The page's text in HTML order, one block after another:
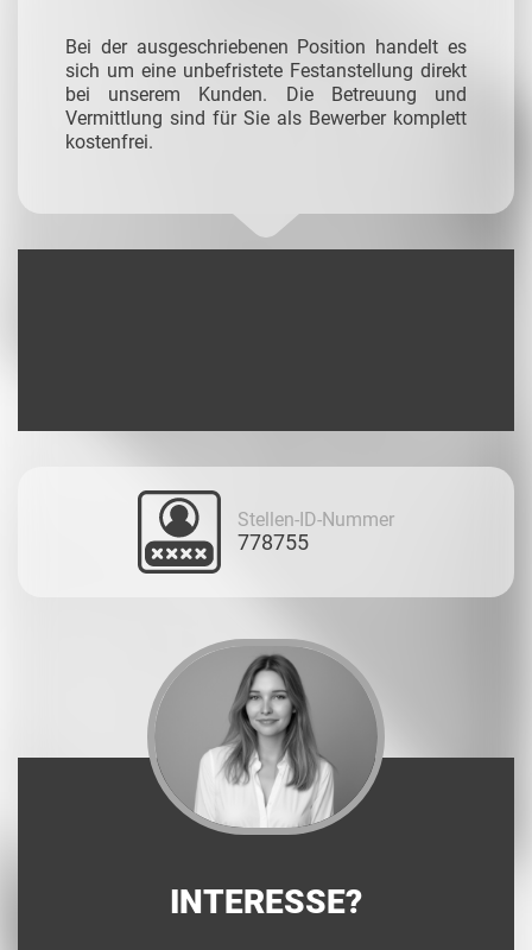
Bei der ausgeschriebenen Position handelt es
sich um eine unbefristete Festanstellung direkt
bei unserem Kunden. Die Betreuung und
Vermittlung sind für Sie als Bewerber komplett
kostenfrei.
Stellen-ID-Nummer
778755
INTERESSE?